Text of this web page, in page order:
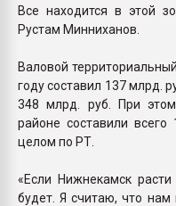
Все находится в этой
Рустам Минниханов.
Валовой
году составил 137 млрд.
348 млрд. руб. При
районе составили
целом по РТ.
«Если Нижнекамск
будет. Я считаю, что нам